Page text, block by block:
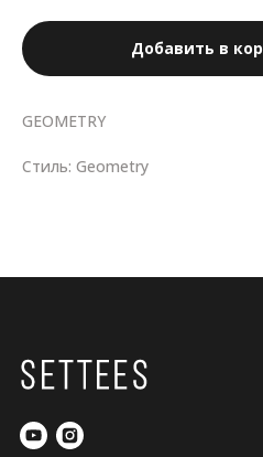
Добавить в
GEOMETRY
Стиль: Geometry